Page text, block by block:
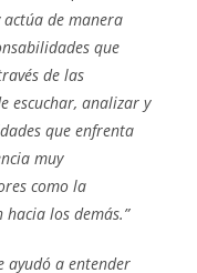
actúa de manera
que
de las
escuchar, analizar y
que enfrenta
muy
como la
los demás.”
ayudó a entender